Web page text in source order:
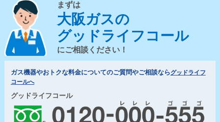
まずは
大阪ガスの
グッドライフコール
にご相談ください！
ガス機器やおトクな料金についてのご質問やご相談ならグッドライフ
コールへ
グッドライフコール